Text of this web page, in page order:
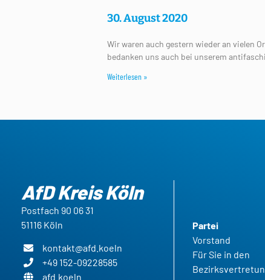
30. August 2020
Wir waren auch gestern wieder an vielen
bedanken uns auch bei unserem
Weiterlesen »
AfD Kreis Köln
Postfach 90 06 31
51116 Köln
kontakt@afd.koeln
+49 152-09228585
afd.koeln
Partei
Vorstand
Für Sie in den